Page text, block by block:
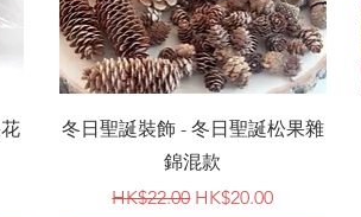
快速瀏覽
冬日聖誕裝飾 - 冬日聖誕松果雜
錦混款
一般價格
HK$22.00 促銷價格
HK$20.00